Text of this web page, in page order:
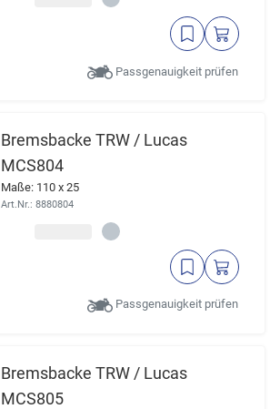
Passgenauigkeit prüfen
Bremsbacke TRW / Lucas
MCS804
Maße: 110 x 25
Art.Nr.: 8880804
Passgenauigkeit prüfen
Bremsbacke TRW / Lucas
MCS805